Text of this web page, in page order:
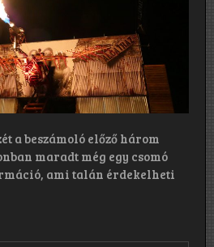
a beszámoló előző három
maradt még egy csomó
ami talán érdekelheti